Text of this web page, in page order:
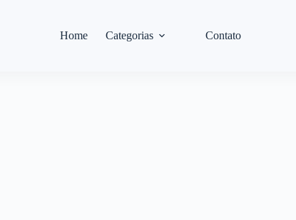
Home Categorias Contato